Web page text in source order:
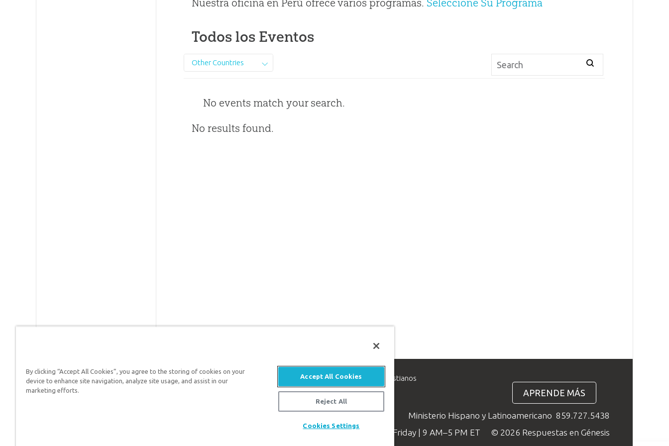
Nuestra oficina en Perú ofrece varios programas. Seleccione Su Programa
Todos los Eventos
Other Countries
No events match your search.
No results found.
Respuestas en Génesis es un ministerio de apologética, dedicado a ayudar a los cristianos
defender su fe y proclamar el evangelio de Jesucristo.
APRENDE MÁS
Ministerio Hispano y Latinoamericano 859.727.5438
Available Monday–Friday | 9 AM–5 PM ET
© 2026 Respuestas en Génesis
By clicking “Accept All Cookies”, you agree to the storing of cookies on your
device to enhance site navigation, analyze site usage, and assist in our
marketing efforts.
Accept All Cookies
Reject All
Cookies Settings